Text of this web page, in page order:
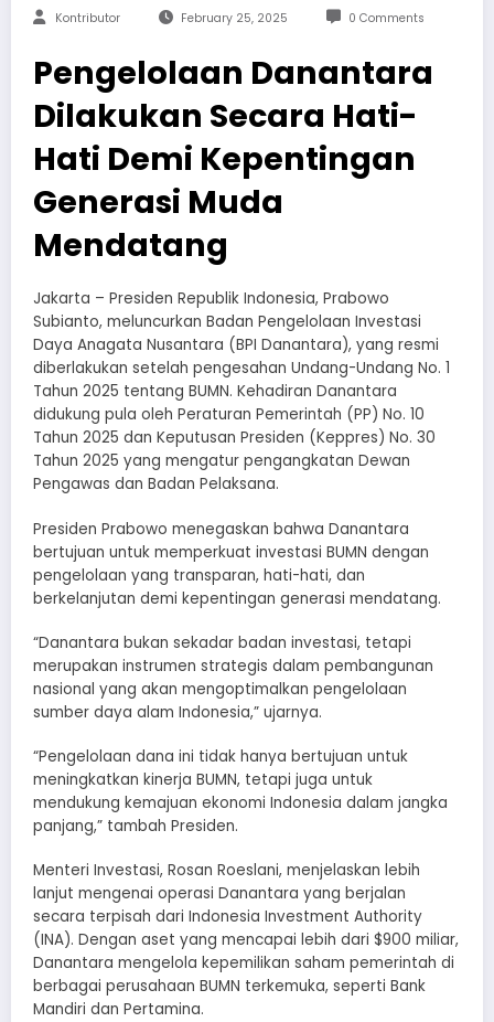
Kontributor February 25, 2025 0 Comments
Pengelolaan Danantara
Dilakukan Secara Hati-
Hati Demi Kepentingan
Generasi Muda
Mendatang
Jakarta – Presiden Republik Indonesia, Prabowo
Subianto, meluncurkan Badan Pengelolaan Investasi
Daya Anagata Nusantara (BPI Danantara), yang resmi
diberlakukan setelah pengesahan Undang-Undang No. 1
Tahun 2025 tentang BUMN. Kehadiran Danantara
didukung pula oleh Peraturan Pemerintah (PP) No. 10
Tahun 2025 dan Keputusan Presiden (Keppres) No. 30
Tahun 2025 yang mengatur pengangkatan Dewan
Pengawas dan Badan Pelaksana.
Presiden Prabowo menegaskan bahwa Danantara
bertujuan untuk memperkuat investasi BUMN dengan
pengelolaan yang transparan, hati-hati, dan
berkelanjutan demi kepentingan generasi mendatang.
“Danantara bukan sekadar badan investasi, tetapi
merupakan instrumen strategis dalam pembangunan
nasional yang akan mengoptimalkan pengelolaan
sumber daya alam Indonesia,” ujarnya.
“Pengelolaan dana ini tidak hanya bertujuan untuk
meningkatkan kinerja BUMN, tetapi juga untuk
mendukung kemajuan ekonomi Indonesia dalam jangka
panjang,” tambah Presiden.
Menteri Investasi, Rosan Roeslani, menjelaskan lebih
lanjut mengenai operasi Danantara yang berjalan
secara terpisah dari Indonesia Investment Authority
(INA). Dengan aset yang mencapai lebih dari $900 miliar,
Danantara mengelola kepemilikan saham pemerintah di
berbagai perusahaan BUMN terkemuka, seperti Bank
Mandiri dan Pertamina.